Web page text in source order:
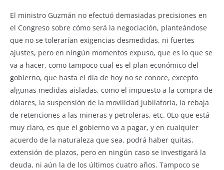
El ministro Guzmán no efectuó demasiadas precisiones en
el Congreso sobre cómo será la negociación, planteándose
que no se tolerarían exigencias desmedidas, ni fuertes
ajustes, pero en ningún momentos expuso, que es lo que se
va a hacer, como tampoco cual es el plan económico del
gobierno, que hasta el día de hoy no se conoce, excepto
algunas medidas aisladas, como el impuesto a la compra de
dólares, la suspensión de la movilidad jubilatoria, la rebaja
de retenciones a las mineras y petroleras, etc. 0Lo que está
muy claro, es que el gobierno va a pagar, y en cualquier
acuerdo de la naturaleza que sea, podrá haber quitas,
extensión de plazos, pero en ningún caso se investigará la
deuda, ni aún la de los últimos cuatro años. Tampoco se